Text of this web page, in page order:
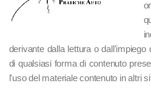
derivante dalla lettura o dall'impiego
di qualsiasi forma di contenuto
l'uso del materiale contenuto in altri